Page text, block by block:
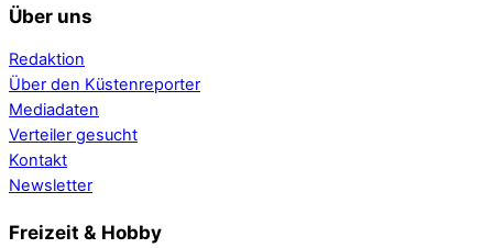
Über uns
Redaktion
Über den Küstenreporter
Mediadaten
Verteiler gesucht
Kontakt
Newsletter
Freizeit & Hobby